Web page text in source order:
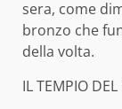
sera, come
bronzo che
della volta.
IL TEMPIO